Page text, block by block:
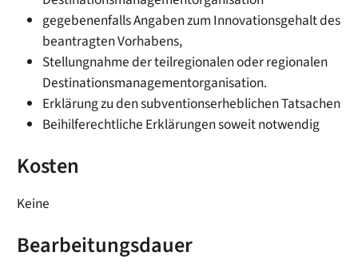
gegebenenfalls Angaben zum Innovationsgehalt des
beantragten Vorhabens,
Stellungnahme der teilregionalen oder regionalen
Destinationsmanagementorganisation.
Erklärung zu den subventionserheblichen Tatsachen
Beihilferechtliche Erklärungen soweit notwendig
Kosten
Keine
Bearbeitungsdauer